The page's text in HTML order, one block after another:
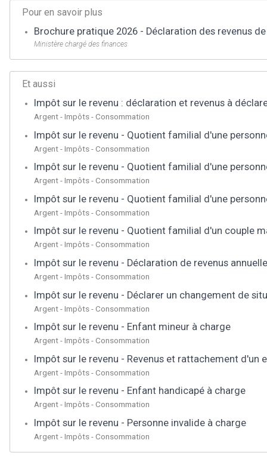
Pour en savoir plus
Brochure pratique 2026 - Déclaration des revenus
Ministère chargé des finances
Et aussi
Impôt sur le revenu : déclaration et revenus à
Argent - Impôts - Consommation
Impôt sur le revenu - Quotient familial d'une
Argent - Impôts - Consommation
Impôt sur le revenu - Quotient familial d'une
Argent - Impôts - Consommation
Impôt sur le revenu - Quotient familial d'une
Argent - Impôts - Consommation
Impôt sur le revenu - Quotient familial d'un couple
Argent - Impôts - Consommation
Impôt sur le revenu - Déclaration de revenus annuelle
Argent - Impôts - Consommation
Impôt sur le revenu - Déclarer un changement de
Argent - Impôts - Consommation
Impôt sur le revenu - Enfant mineur à charge
Argent - Impôts - Consommation
Impôt sur le revenu - Revenus et rattachement d'un
Argent - Impôts - Consommation
Impôt sur le revenu - Enfant handicapé à charge
Argent - Impôts - Consommation
Impôt sur le revenu - Personne invalide à charge
Argent - Impôts - Consommation